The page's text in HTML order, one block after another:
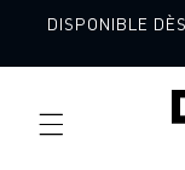
directement
DISPONIBLE